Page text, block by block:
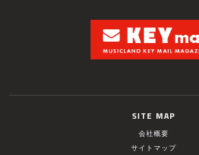
SITE MAP
会社概要
サイトマップ